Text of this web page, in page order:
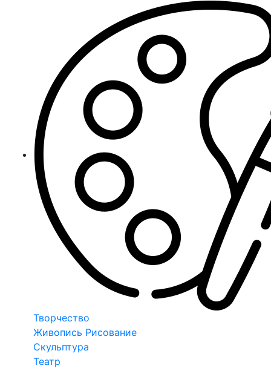
Творчество
Живопись Рисование
Скульптура
Театр